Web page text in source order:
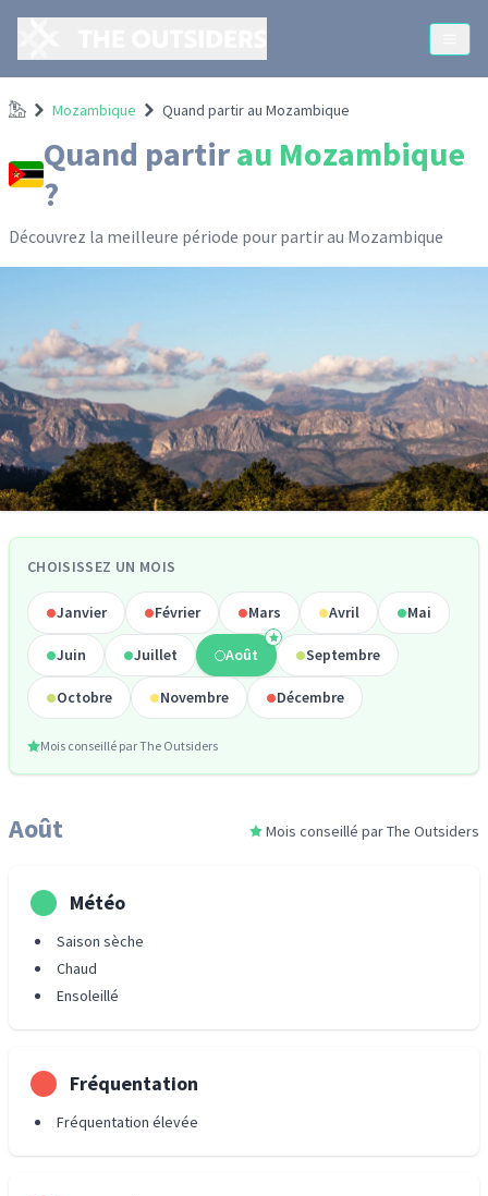
AccueilMozambique Quand partir au Mozambique
Quand partirau Mozambique
?
Découvrez la meilleure période pour partirau Mozambique
CHOISISSEZ UN MOIS
Janvier Février Mars Avril Mai
Juin Juillet Août Septembre
Octobre Novembre Décembre
Mois conseillé par The Outsiders
Août Mois conseillé par The Outsiders
Météo
Saison sèche
Chaud
Ensoleillé
Fréquentation
Fréquentation élevée